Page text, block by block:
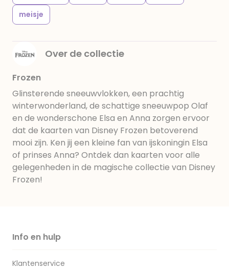
meisje
Over de collectie
Frozen
Glinsterende sneeuwvlokken, een prachtig
winterwonderland, de schattige sneeuwpop Olaf
en de wonderschone Elsa en Anna zorgen ervoor
dat de kaarten van Disney Frozen betoverend
mooi zijn. Ken jij een kleine fan van ijskoningin Elsa
of prinses Anna? Ontdek dan kaarten voor alle
gelegenheden in de magische collectie van Disney
Frozen!
Info en hulp
Klantenservice